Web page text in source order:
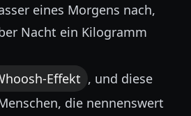
eines Morgens nach,
Nacht ein Kilogramm
Effekt , und diese
die nennenswert